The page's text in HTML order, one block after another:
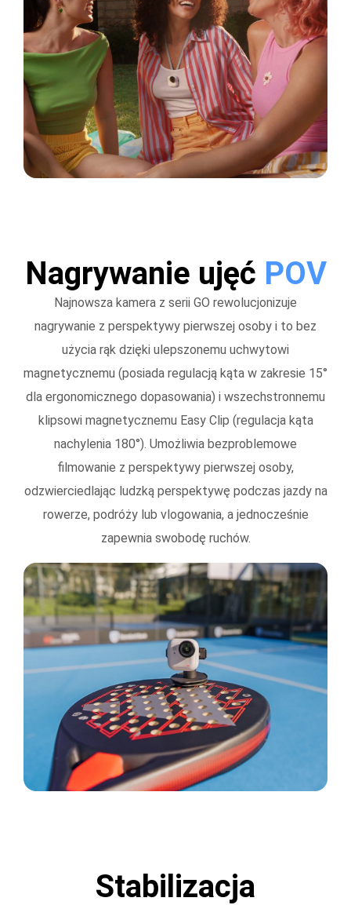
Nagrywanie ujęć POV
Najnowsza kamera z serii GO rewolucjonizuje
nagrywanie z perspektywy pierwszej osoby i to bez
użycia rąk dzięki ulepszonemu uchwytowi
magnetycznemu (posiada regulacją kąta w zakresie 15°
dla ergonomicznego dopasowania) i wszechstronnemu
klipsowi magnetycznemu Easy Clip (regulacja kąta
nachylenia 180°). Umożliwia bezproblemowe
filmowanie z perspektywy pierwszej osoby,
odzwierciedlając ludzką perspektywę podczas jazdy na
rowerze, podróży lub vlogowania, a jednocześnie
zapewnia swobodę ruchów.
Stabilizacja